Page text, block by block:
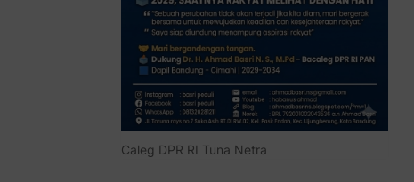
Caleg DPR RI Tuna Netra